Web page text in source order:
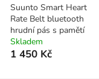
Suunto Smart Heart
Rate Belt bluetooth
hrudní pás s pamětí
Skladem
1 450 Kč